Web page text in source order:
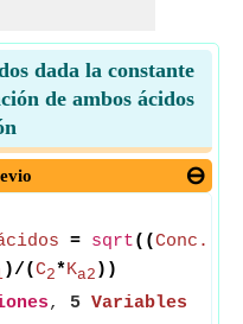
dada la constante
de ambos ácidos
= sqrt((Conc.
)/(C2*Ka2 ))
, 5 Variables